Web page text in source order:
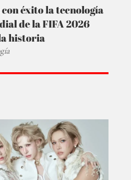
éxito la tecnología
de la FIFA 2026
historia